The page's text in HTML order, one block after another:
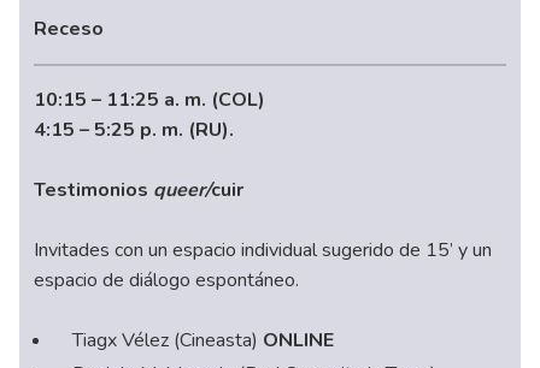
Receso
10:15 – 11:25 a. m. (COL)
4:15 – 5:25 p. m. (RU).
Testimonios queer/cuir
Invitades con un espacio individual sugerido de 15’ y un
espacio de diálogo espontáneo.
Tiagx Vélez (Cineasta) ONLINE